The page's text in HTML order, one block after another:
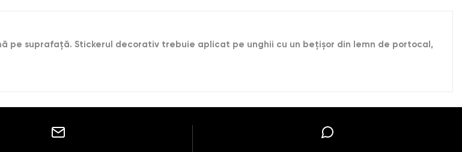
pe suprafaţă. Stickerul decorativ trebuie aplicat pe unghii cu un beţişor din lemn de portocal,